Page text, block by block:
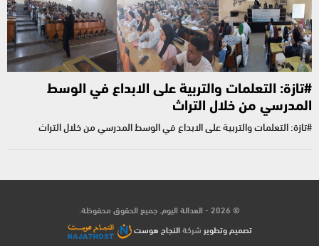
#تازة: التعلمات والتربية على الابداع في الوسط
المدرسي من خلال التراث
#تازة: التعلمات والتربية على الابداع في الوسط المدرسي من خلال التراث
© 2026 - العدالة اليوم. جميع الحقوق محفوظة.
تصميم وتطوير شركةالنجاح هوست